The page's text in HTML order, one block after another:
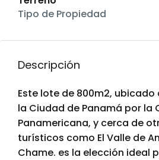
Tipo de Propiedad
Descripción
Este lote de 800m2,
la Ciudad de Panamá por la
Panamericana, y cerca de
turísticos como El Valle de
Chame. es la elección ideal